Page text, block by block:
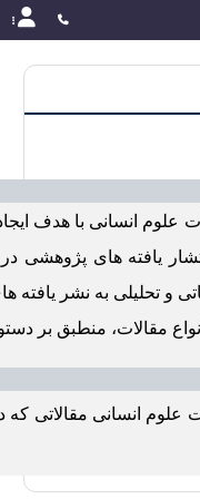
علوم انسانی با هدف
یافته های
و تحلیلی به نشر یافته
مقالات، منطبق بر
علوم انسانی مقالاتی